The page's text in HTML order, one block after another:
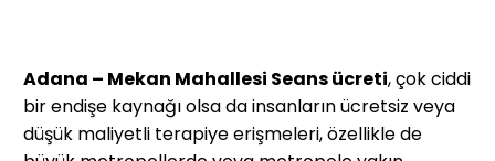
Adana – Mekan Mahallesi Seans ücreti, çok ciddi
bir endişe kaynağı olsa da insanların ücretsiz veya
düşük maliyetli terapiye erişmeleri, özellikle de